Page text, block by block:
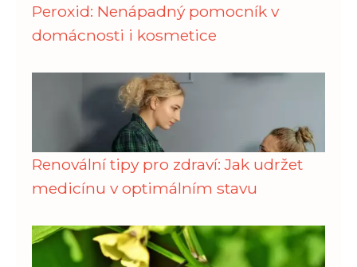
Peroxid: Nenápadný pomocník v
domácnosti i kosmetice
Renovální tipy pro zdraví: Jak udržet
medicínu v optimálním stavu